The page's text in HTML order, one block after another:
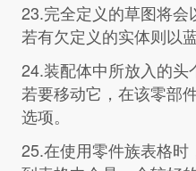
23.完全定义的草图将会
若有欠定义的实体则以
24.装配体中所放入的头
若要移动它，在该零部
选项。
25.在使用零件族表格